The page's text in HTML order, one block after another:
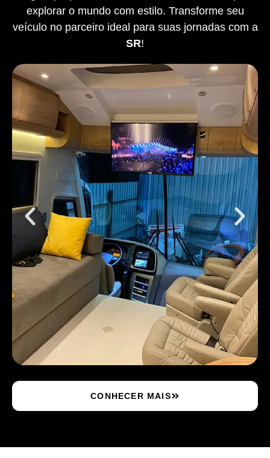
explorar o mundo com estilo. Transforme seu
veículo no parceiro ideal para suas jornadas com a
SR!
CONHECER MAIS